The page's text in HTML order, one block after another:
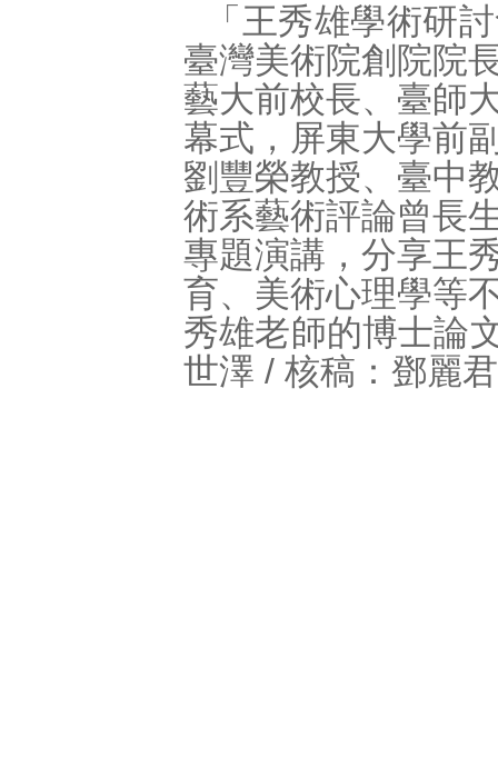
「王秀雄學術研
臺灣美術院創院院
藝大前校長、臺師
幕式，屏東大學前
劉豐榮教授、臺中
術系藝術評論曾長
專題演講，分享王
育、美術心理學等
秀雄老師的博士論
世澤 / 核稿：鄧麗